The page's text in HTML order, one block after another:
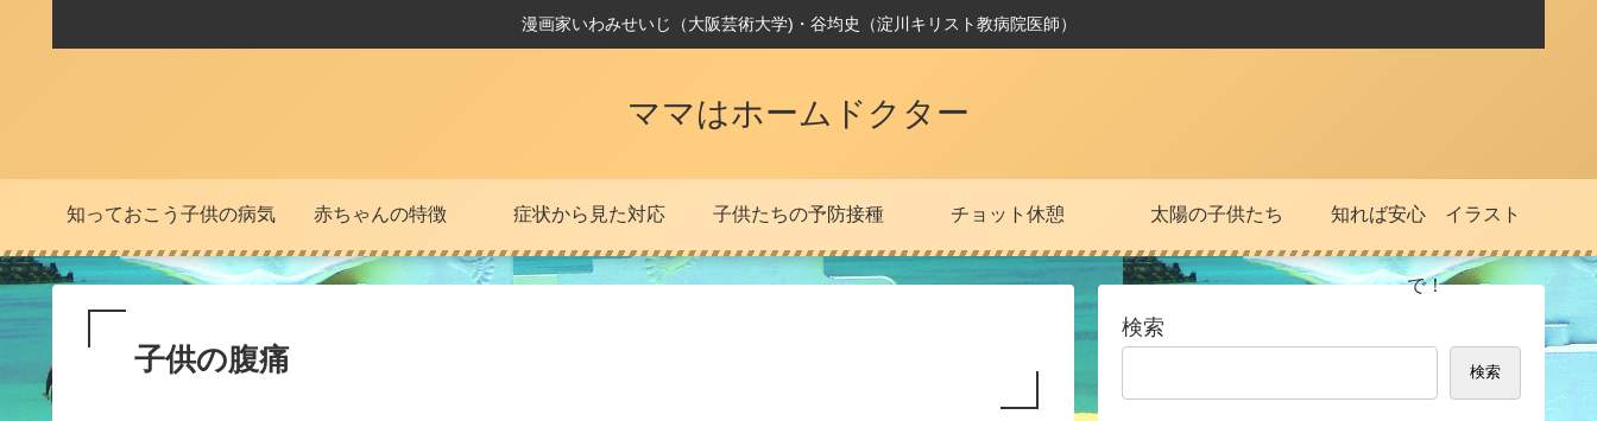
漫画家いわみせいじ（大阪芸術大学)・谷均史（淀川キリスト教病院医師）
ママはホームドクター
知っておこう子供の病気 赤ちゃんの特徴 症状から見た対応 子供たちの予防接種 チョット休憩 太陽の子供たち 知れば安心 イラスト
で！
子供の腹痛
検索
検索